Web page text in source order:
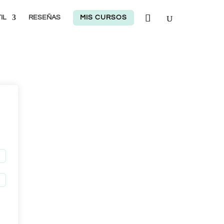
RESEÑAS MIS CURSOS